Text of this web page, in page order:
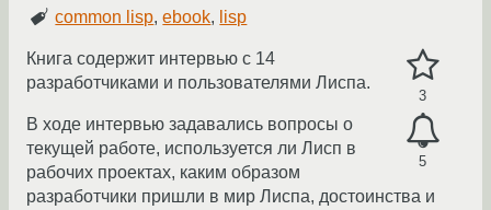
common lisp,ebook, lisp
3
5
Книга содержит интервью с 14
разработчиками и пользователями Лиспа.
В ходе интервью задавались вопросы о
текущей работе, используется ли Лисп в
рабочих проектах, каким образом
разработчики пришли в мир Лиспа, достоинства и